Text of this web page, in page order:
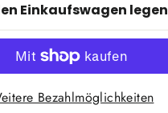
Einkaufswagen legen
Bezahlmöglichkeiten